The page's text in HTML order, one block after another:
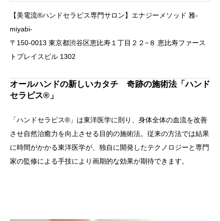
【美電流®️ハンドセラピス専門サロン】エナジーメソッド 雅-
miyabi-
〒150-0013 東京都渋谷区恵比寿１丁目２２−８ 恵比寿ファース
トプレイスビル 1302
オールハンドの新しいカタチ 奇跡の施術法「ハンド
セラピス®」
「ハンドセラピス®」は東洋医学に則り、身体全体の血流を改善
させ自然治癒力を向上させる目的の施術法。従来の方法では結果
に時間がかかる東洋医学が、独自に開発したテクノロジーと専門
家の監修による手技により画期的な効果が期待できます。